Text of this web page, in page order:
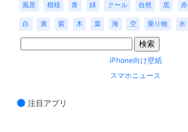
風景 模様 青 緑 クール 自然 黒 赤
白 黄 紫 木 葉 海 空 乗り物 水
iPhone向け壁紙
スマホニュース
注目アプリ